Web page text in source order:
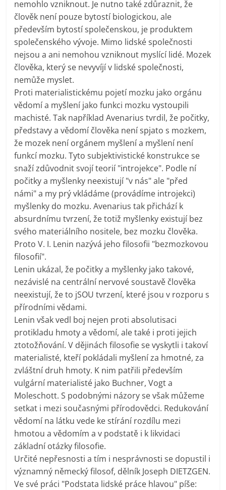
nemohlo vzniknout. Je nutno také zdůraznit, že
člověk není pouze bytostí biologickou, ale
především bytostí společenskou, je produktem
společenského vývoje. Mimo lidské společnosti
nejsou a ani nemohou vzniknout myslící lidé. Mozek
člověka, který se nevyvíjí v lidské společnosti,
nemůže myslet.
Proti materialistickému pojetí mozku jako orgánu
vědomí a myšlení jako funkci mozku vystoupili
machisté. Tak například Avenarius tvrdil, že počitky,
představy a vědomí člověka není spjato s mozkem,
že mozek není orgánem myšlení a myšlení není
funkcí mozku. Tyto subjektivistické konstrukce se
snaží zdůvodnit svojí teorií "introjekce". Podle ní
počitky a myšlenky neexistují "v nás" ale "před
námi" a my prý vkládáme (provádíme introjekci)
myšlenky do mozku. Avenarius tak přichází k
absurdnímu tvrzení, že totiž myšlenky existují bez
svého materiálního nositele, bez mozku člověka.
Proto V. I. Lenin nazývá jeho filosofii "bezmozkovou
filosofií".
Lenin ukázal, že počitky a myšlenky jako takové,
nezávislé na centrální nervové soustavě člověka
neexistují, že to jSOU tvrzení, které jsou v rozporu s
přírodními vědami.
Lenin však vedl boj nejen proti absolutisaci
protikladu hmoty a vědomí, ale také i proti jejich
ztotožňování. V dějinách filosofie se vyskytli i takoví
materialisté, kteří pokládali myšlení za hmotné, za
zvláštní druh hmoty. K nim patřili především
vulgární materialisté jako Buchner, Vogt a
Moleschott. S podobnými názory se však můžeme
setkat i mezi současnými přírodovědci. Redukování
vědomí na látku vede ke stírání rozdílu mezi
hmotou a vědomím a v podstatě i k likvidaci
základní otázky filosofie.
Určité nepřesnosti a tím i nesprávnosti se dopustil i
významný německý filosof, dělník Joseph DIETZGEN.
Ve své práci "Podstata lidské práce hlavou" píše: